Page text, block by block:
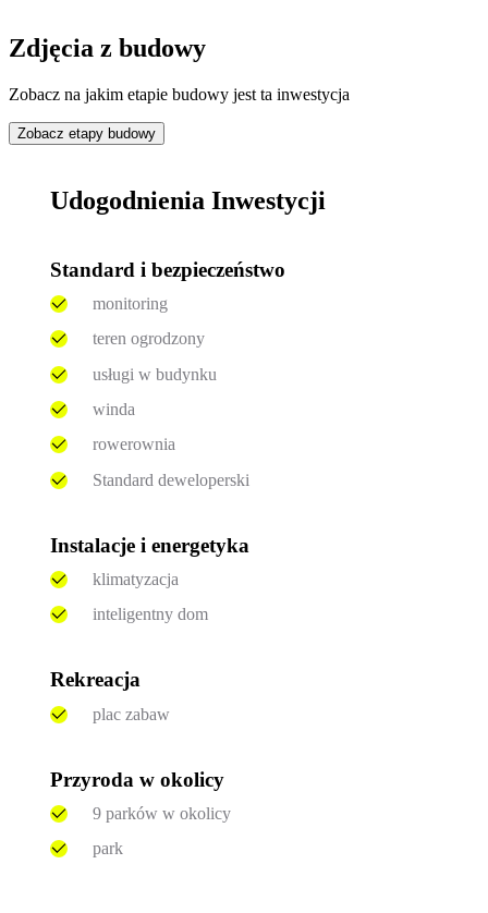
Zdjęcia z budowy
Zobacz na jakim etapie budowy jest ta inwestycja
Zobacz etapy budowy
Udogodnienia Inwestycji
Standard i bezpieczeństwo
monitoring
teren ogrodzony
usługi w budynku
winda
rowerownia
Standard deweloperski
Instalacje i energetyka
klimatyzacja
inteligentny dom
Rekreacja
plac zabaw
Przyroda w okolicy
9 parków w okolicy
park